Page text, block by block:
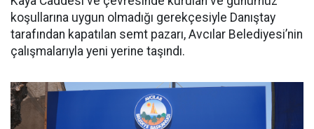
koşullarına uygun olmadığı gerekçesiyle Danıştay
tarafından kapatılan semt pazarı, Avcılar Belediyesi’nin
çalışmalarıyla yeni yerine taşındı.